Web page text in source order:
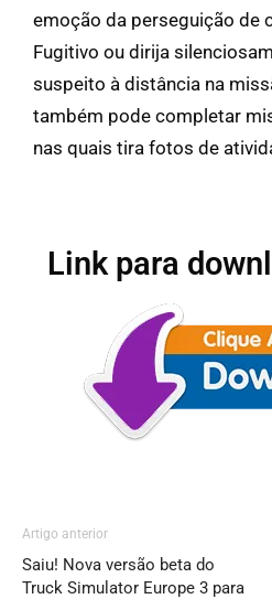
emoção da perseguição de
Fugitivo ou dirija
suspeito à distância na
também pode completar
nas quais tira fotos de
Link para
Artigo anterior
Saiu! Nova versão beta do
Truck Simulator Europe 3 para